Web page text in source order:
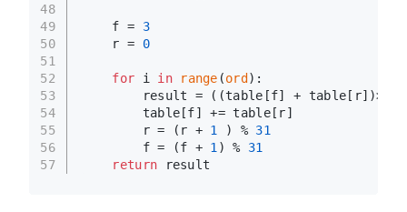
48
49
50
51
52
53
54
55
56
57
    f =
3
    r =
0
for i in range (ord ):
        result = ((table[f] + table[r])>>
        table[f] += table[r]
        r = (r +
1 ) % 31
        f = (f +
1 ) % 31
return result